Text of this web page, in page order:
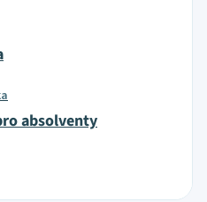
absolventy